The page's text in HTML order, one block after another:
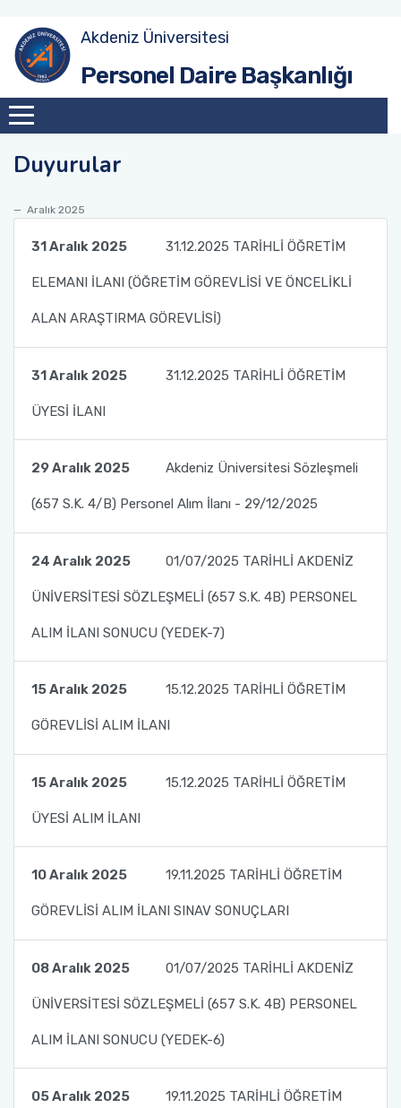
Akdeniz Üniversitesi
Personel Daire Başkanlığı
Duyurular
Aralık 2025
31 Aralık 2025 31.12.2025 TARİHLİ ÖĞRETİM
ELEMANI İLANI (ÖĞRETİM GÖREVLİSİ VE ÖNCELİKLİ
ALAN ARAŞTIRMA GÖREVLİSİ)
31 Aralık 2025 31.12.2025 TARİHLİ ÖĞRETİM
ÜYESİ İLANI
29 Aralık 2025 Akdeniz Üniversitesi Sözleşmeli
(657 S.K. 4/B) Personel Alım İlanı - 29/12/2025
24 Aralık 2025 01/07/2025 TARİHLİ AKDENİZ
ÜNİVERSİTESİ SÖZLEŞMELİ (657 S.K. 4B) PERSONEL
ALIM İLANI SONUCU (YEDEK-7)
15 Aralık 2025 15.12.2025 TARİHLİ ÖĞRETİM
GÖREVLİSİ ALIM İLANI
15 Aralık 2025 15.12.2025 TARİHLİ ÖĞRETİM
ÜYESİ ALIM İLANI
10 Aralık 2025 19.11.2025 TARİHLİ ÖĞRETİM
GÖREVLİSİ ALIM İLANI SINAV SONUÇLARI
08 Aralık 2025 01/07/2025 TARİHLİ AKDENİZ
ÜNİVERSİTESİ SÖZLEŞMELİ (657 S.K. 4B) PERSONEL
ALIM İLANI SONUCU (YEDEK-6)
05 Aralık 2025 19.11.2025 TARİHLİ ÖĞRETİM
Akademik Atama Şube Müdürlüğü
Akademik Görevlendirme ve Evrak Kayıt Şube
Müdürlüğü
İdari Personel Şube Müdürlüğü
Sicil ve Disiplin İşlemleri Şube Müdürlüğü
Maaş Tahakkuk Şube Müdürlüğü